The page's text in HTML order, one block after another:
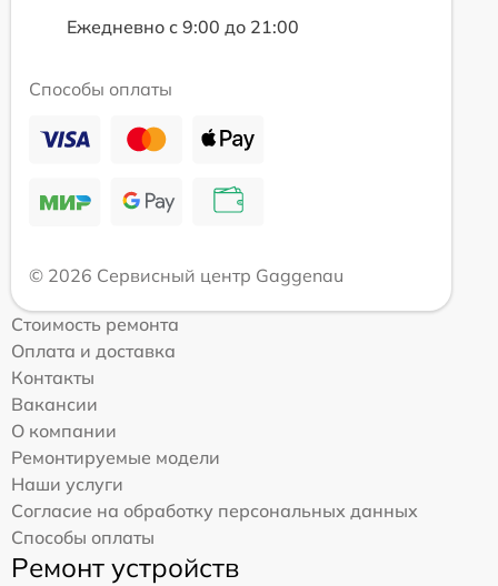
Ежедневно с 9:00 до 21:00
Способы оплаты
© 2026 Сервисный центр Gaggenau
Стоимость ремонта
Оплата и доставка
Контакты
Вакансии
О компании
Ремонтируемые модели
Наши услуги
Согласие на обработку персональных данных
Способы оплаты
Ремонт устройств